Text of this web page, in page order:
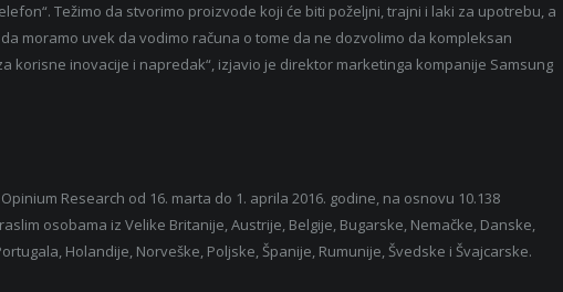
Težimo da stvorimo proizvode koji će biti poželjni, trajni i laki za upotrebu, a
moramo uvek da vodimo računa o tome da ne dozvolimo da kompleksan
korisne inovacije i napredak“, izjavio je direktor marketinga kompanije Samsung
Research od 16. marta do 1. aprila 2016. godine, na osnovu 10.138
osobama iz Velike Britanije, Austrije, Belgije, Bugarske, Nemačke, Danske,
Holandije, Norveške, Poljske, Španije, Rumunije, Švedske i Švajcarske.